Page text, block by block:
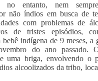
no entanto, nem
não índios em busca de
com problemas de
de tristes episódios,
bebê indígena de 9 meses, a
do ano passado.
uma briga, envolvendo o
alcoolizados da tribo,